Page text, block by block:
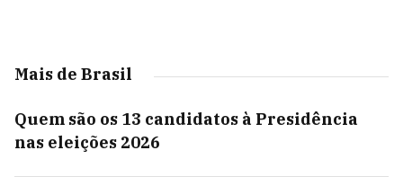
Mais de Brasil
Quem são os 13 candidatos à Presidência
nas eleições 2026